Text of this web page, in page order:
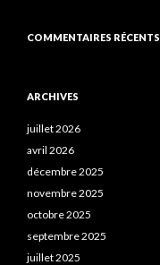
COMMENTAIRES RÉCENTS
ARCHIVES
juillet 2026
avril 2026
décembre 2025
novembre 2025
octobre 2025
septembre 2025
juillet 2025